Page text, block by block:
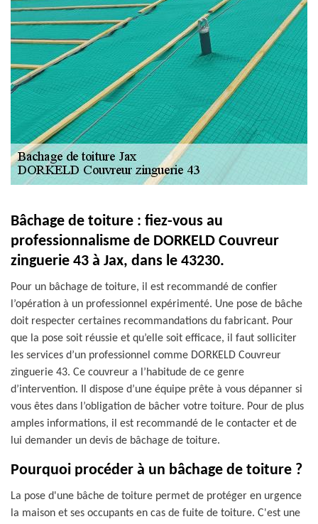
Bâchage de toiture : fiez-vous au
professionnalisme de DORKELD Couvreur
zinguerie 43 à Jax, dans le 43230.
Pour un bâchage de toiture, il est recommandé de confier
l’opération à un professionnel expérimenté. Une pose de bâche
doit respecter certaines recommandations du fabricant. Pour
que la pose soit réussie et qu’elle soit efficace, il faut solliciter
les services d’un professionnel comme DORKELD Couvreur
zinguerie 43. Ce couvreur a l’habitude de ce genre
d’intervention. Il dispose d’une équipe prête à vous dépanner si
vous êtes dans l’obligation de bâcher votre toiture. Pour de plus
amples informations, il est recommandé de le contacter et de
lui demander un devis de bâchage de toiture.
Pourquoi procéder à un bâchage de toiture ?
La pose d'une bâche de toiture permet de protéger en urgence
la maison et ses occupants en cas de fuite de toiture. C'est une